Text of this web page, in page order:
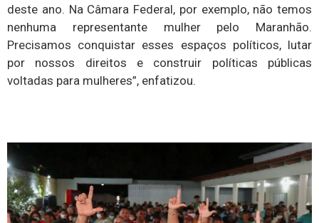
deste ano. Na Câmara Federal, por exemplo, não temos
nenhuma representante mulher pelo Maranhão.
Precisamos conquistar esses espaços políticos, lutar
por nossos direitos e construir políticas públicas
voltadas para mulheres”, enfatizou.